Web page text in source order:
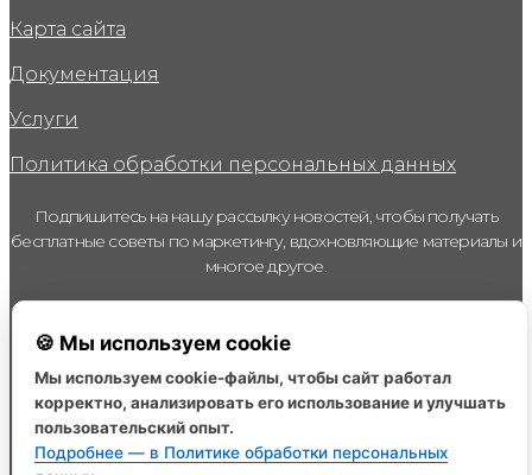
Карта сайта
Документация
Услуги
Политика обработки персональных данных
Подпишитесь на нашу рассылку новостей, чтобы получать
бесплатные советы по маркетингу, вдохновляющие материалы и
многое другое.
Email
Я даю согласие на получение рассылки рекламного,
информационного характера от ИП Кириллова Наталья
Викторовна (ИНН 691207795912) и уполномоченных ею на то
лиц на указанный мною электронный адрес и номер
телефона, с целью информирования об иных мероприятиях
Организации
🍪 Мы используем cookie
Мы используем cookie-файлы, чтобы сайт работал
корректно, анализировать его использование и улучшать
пользовательский опыт.
Подробнее — в Политике обработки персональных